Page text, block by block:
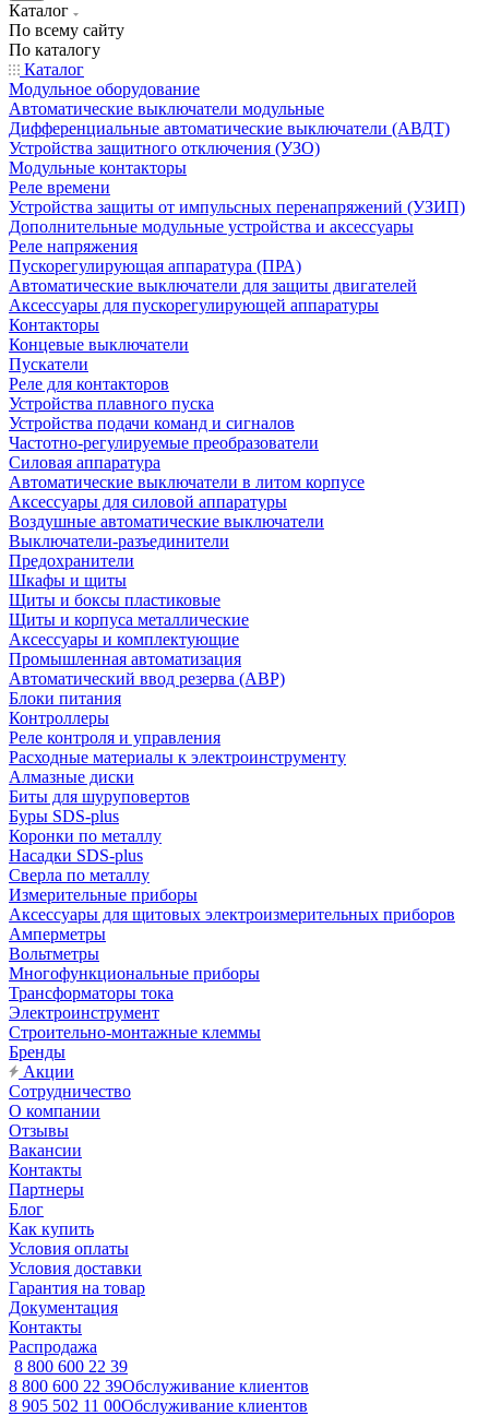
Каталог
По всему сайту
По каталогу
Каталог
Модульное оборудование
Автоматические выключатели модульные
Дифференциальные автоматические выключатели (АВДТ)
Устройства защитного отключения (УЗО)
Модульные контакторы
Реле времени
Устройства защиты от импульсных перенапряжений (УЗИП)
Дополнительные модульные устройства и аксессуары
Реле напряжения
Пускорегулирующая аппаратура (ПРА)
Автоматические выключатели для защиты двигателей
Аксессуары для пускорегулирующей аппаратуры
Контакторы
Концевые выключатели
Пускатели
Реле для контакторов
Устройства плавного пуска
Устройства подачи команд и сигналов
Частотно-регулируемые преобразователи
Силовая аппаратура
Автоматические выключатели в литом корпусе
Аксессуары для силовой аппаратуры
Воздушные автоматические выключатели
Выключатели-разъединители
Предохранители
Шкафы и щиты
Щиты и боксы пластиковые
Щиты и корпуса металлические
Аксессуары и комплектующие
Промышленная автоматизация
Автоматический ввод резерва (АВР)
Блоки питания
Контроллеры
Реле контроля и управления
Расходные материалы к электроинструменту
Алмазные диски
Биты для шуруповертов
Буры SDS-plus
Коронки по металлу
Насадки SDS-plus
Сверла по металлу
Измерительные приборы
Аксессуары для щитовых электроизмерительных приборов
Амперметры
Вольтметры
Многофункциональные приборы
Трансформаторы тока
Электроинструмент
Строительно-монтажные клеммы
Бренды
Акции
Сотрудничество
О компании
Отзывы
Вакансии
Контакты
Партнеры
Блог
Как купить
Условия оплаты
Условия доставки
Гарантия на товар
Документация
Контакты
Распродажа
8 800 600 22 39
8 800 600 22 39Обслуживание клиентов
8 905 502 11 00Обслуживание клиентов